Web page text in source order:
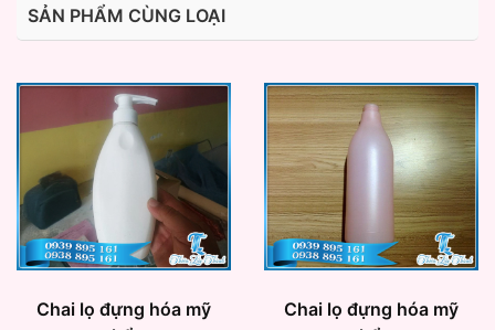
SẢN PHẨM CÙNG LOẠI
Chai lọ đựng hóa mỹ
Chai lọ đựng hóa mỹ